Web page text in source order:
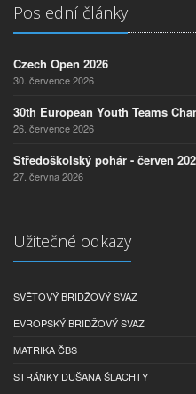
Poslední články
Czech Open 2026
30. července 2026
30th European Youth Teams
26. července 2026
Středoškolský pohár - červen
27. června 2026
Užitečné odkazy
SVĚTOVÝ BRIDŽOVÝ SVAZ
EVROPSKÝ BRIDŽOVÝ SVAZ
MATRIKA ČBS
STRÁNKY DUŠANA ŠLACHTY